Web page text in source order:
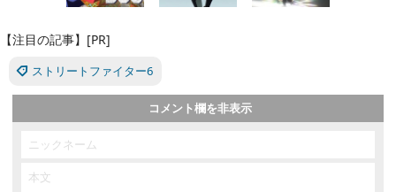
【注目の記事】[PR]
ストリートファイター6
コメント欄を非表示